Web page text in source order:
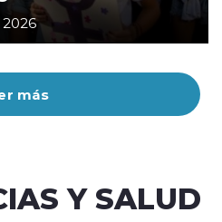
más
Y SALUD